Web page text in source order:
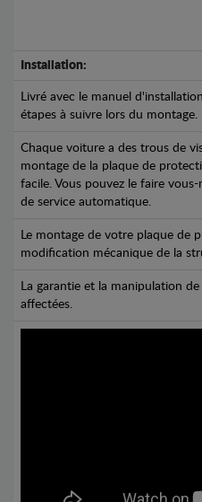
Installation:
Livré avec le manuel
étapes à suivre lors du montage.
Chaque voiture a des trous de
montage de la plaque de
facile. Vous pouvez le faire
de service automatique.
Le montage de votre plaque de
modification mécanique de la
La garantie et la manipulation
affectées.